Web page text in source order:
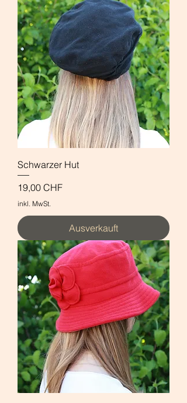
Schwarzer Hut
Preis
19,00 CHF
inkl. MwSt.
Ausverkauft